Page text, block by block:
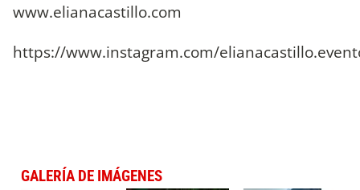
www.elianacastillo.com
https://www.instagram.com/
GALERÍA DE IMÁGENES